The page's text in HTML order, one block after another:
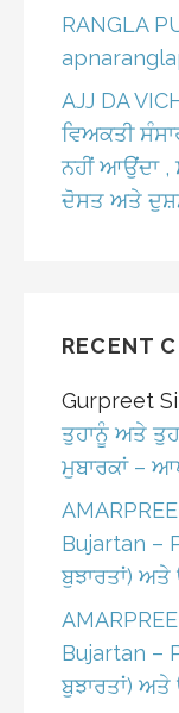
RANGLA
AJJ DA
ਵਿਅਕਤੀ
ਨਹੀਂ ਆਉਂਦਾ ,
ਦੋਸਤ ਅਤੇ
RECENT
Gurpreet
ਤੁਹਾਨੂੰ ਅਤੇ
ਮੁਬਾਰਕਾਂ –
Bujartan –
ਬੁਝਾਰਤਾਂ) ਅਤੇ
Bujartan –
ਬੁਝਾਰਤਾਂ) ਅਤੇ